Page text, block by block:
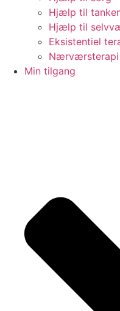
Hjælp til
Hjælp til
Eksistentiel
Nærværsterapi
Min tilgang